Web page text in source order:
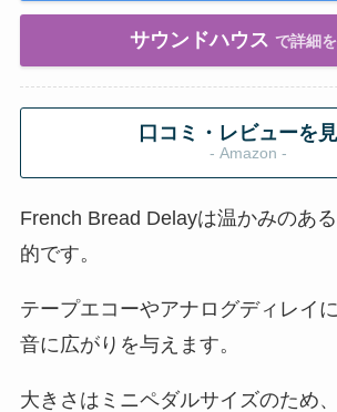
サウンドハウス で詳細
口コミ・レビューを
- Amazon -
French Bread Delayは温かみのあ
的です。
テープエコーやアナログディレイ
音に広がりを与えます。
大きさはミニペダルサイズのため